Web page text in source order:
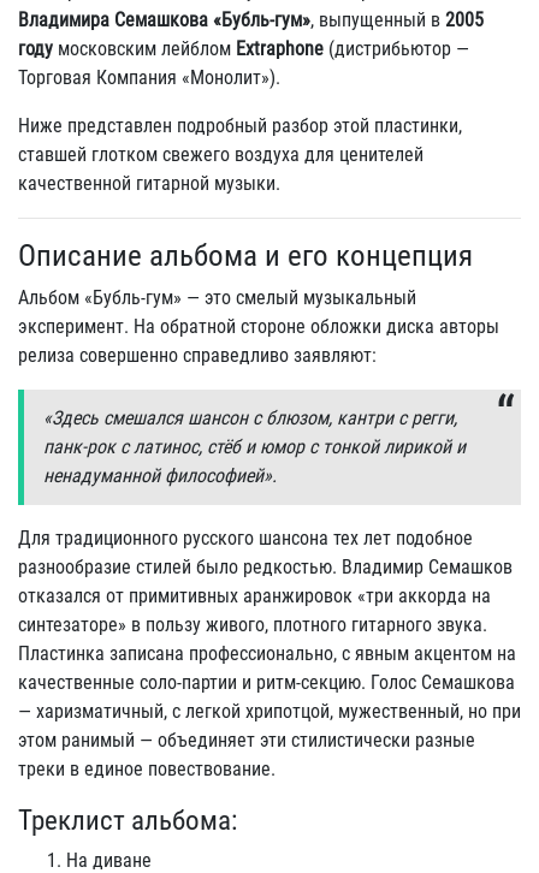
Владимира Семашкова «Бубль-гум», выпущенный в 2005
году московским лейблом Extraphone (дистрибьютор —
Торговая Компания «Монолит»).
Ниже представлен подробный разбор этой пластинки,
ставшей глотком свежего воздуха для ценителей
качественной гитарной музыки.
Описание альбома и его концепция
Альбом «Бубль-гум» — это смелый музыкальный
эксперимент. На обратной стороне обложки диска авторы
релиза совершенно справедливо заявляют:
«Здесь смешался шансон с блюзом, кантри с регги,
панк-рок с латинос, стёб и юмор с тонкой лирикой и
ненадуманной философией».
Для традиционного русского шансона тех лет подобное
разнообразие стилей было редкостью. Владимир Семашков
отказался от примитивных аранжировок «три аккорда на
синтезаторе» в пользу живого, плотного гитарного звука.
Пластинка записана профессионально, с явным акцентом на
качественные соло-партии и ритм-секцию. Голос Семашкова
— харизматичный, с легкой хрипотцой, мужественный, но при
этом ранимый — объединяет эти стилистически разные
треки в единое повествование.
Треклист альбома:
На диване